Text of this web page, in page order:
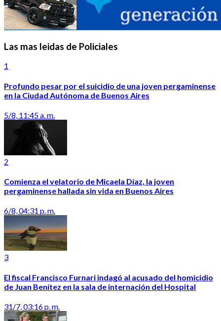
Las mas leidas de Policiales
1
Profundo pesar por el suicidio de una joven pergaminense
en la Ciudad Autónoma de Buenos Aires
5/8, 11:45 a. m.
2
Comienza el velatorio de Micaela Díaz, la joven
pergaminense hallada sin vida en Buenos Aires
6/8, 04:31 p. m.
3
El fiscal Francisco Furnari indagó al acusado del homicidio
de Juan Benítez en la sala de internación del Hospital
31/7, 03:16 p. m.